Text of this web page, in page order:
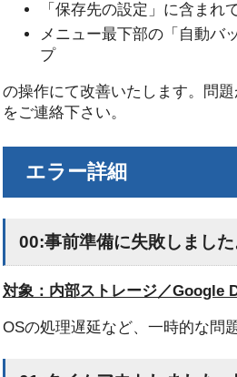
「保存先の設定」に含まれ
メニュー最下部の「自動バ
プ
の操作にて改善いたします。問
をご連絡下さい。
エラー詳細
00:事前準備に失敗しまし
対象：内部ストレージ／Google
OSの処理遅延など、一時的な問